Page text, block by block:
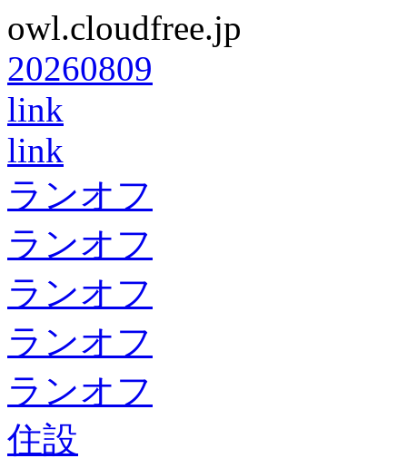
owl.cloudfree.jp
20260809
link
link
ランオフ
ランオフ
ランオフ
ランオフ
ランオフ
住設